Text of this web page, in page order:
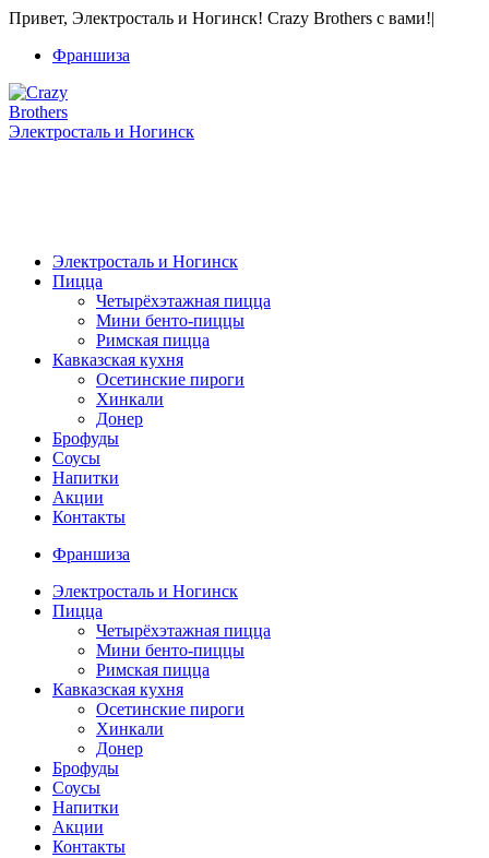
Привет, Электросталь и Ногинск! Crazy Brothers с вами!|
Франшиза
Электросталь и Ногинск
Электросталь и Ногинск
Пицца
Четырёхэтажная пицца
Мини бенто-пиццы
Римская пицца
Кавказская кухня
Осетинские пироги
Хинкали
Донер
Брофуды
Соусы
Напитки
Акции
Контакты
Франшиза
Электросталь и Ногинск
Пицца
Четырёхэтажная пицца
Мини бенто-пиццы
Римская пицца
Кавказская кухня
Осетинские пироги
Хинкали
Донер
Брофуды
Соусы
Напитки
Акции
Контакты